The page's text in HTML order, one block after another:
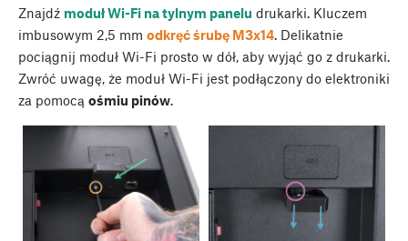
Znajdź moduł Wi-Fi na tylnym panelu drukarki. Kluczem
imbusowym 2,5 mm odkręć śrubę M3x14. Delikatnie
pociągnij moduł Wi-Fi prosto w dół, aby wyjąć go z drukarki.
Zwróć uwagę, że moduł Wi-Fi jest podłączony do elektroniki
za pomocą ośmiu pinów.